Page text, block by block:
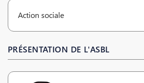
Action sociale
PRÉSENTATION DE L'ASBL